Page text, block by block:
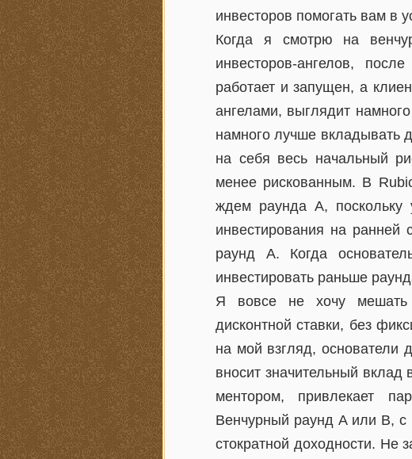
инвесторов помогать вам в
Когда я смотрю на
инвесторов-ангелов,
работает и запущен, а
ангелами, выглядит
намного лучше вкладывать
на себя весь начальный
менее рискованным. В
ждем раунда А, поскольку
инвестирования на
раунд А. Когда
инвестировать раньше
Я вовсе не хочу мешать
дисконтной ставки, без
на мой взгляд, основатели
вносит значительный
ментором, привлекает
Венчурный раунд А или В, с
стократной доходности. Не